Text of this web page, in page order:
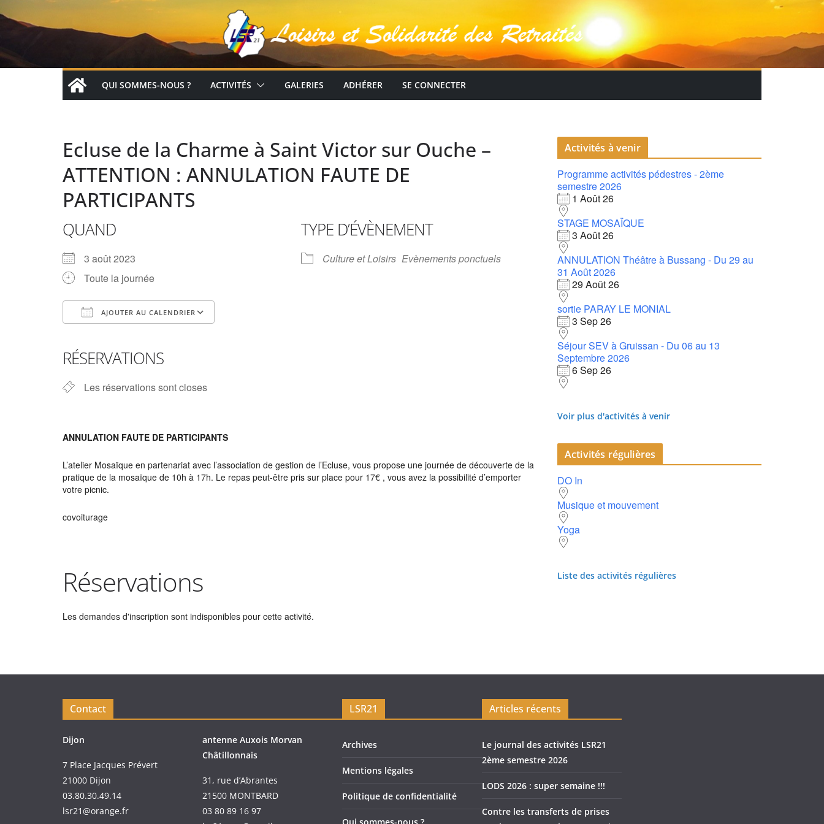
QUI SOMMES-NOUS ? ACTIVITÉS GALERIES ADHÉRER SE CONNECTER
Ecluse de la Charme à Saint Victor sur Ouche –
ATTENTION : ANNULATION FAUTE DE
PARTICIPANTS
QUAND
3 août 2023
Toute la journée
AJOUTER AU CALENDRIER
RÉSERVATIONS
Les réservations sont closes
TYPE D’ÉVÈNEMENT
Culture et Loisirs Evènements ponctuels
ANNULATION FAUTE DE PARTICIPANTS
L’atelier Mosaïque en partenariat avec l’association de gestion de l’Ecluse, vous propose une journée de découverte de la
pratique de la mosaïque de 10h à 17h. Le repas peut-être pris sur place pour 17€ , vous avez la possibilité d’emporter
votre picnic.
covoiturage
Réservations
Les demandes d'inscription sont indisponibles pour cette activité.
Activités à venir
Programme activités pédestres - 2ème
semestre 2026
1 Août 26
STAGE MOSAÏQUE
3 Août 26
ANNULATION Théâtre à Bussang - Du 29 au
31 Août 2026
29 Août 26
sortie PARAY LE MONIAL
3 Sep 26
Séjour SEV à Gruissan - Du 06 au 13
Septembre 2026
6 Sep 26
Voir plus d'activités à venir
Activités régulières
DO In
Musique et mouvement
Yoga
Liste des activités régulières
Contact
Dijon
7 Place Jacques Prévert
21000 Dijon
03.80.30.49.14
lsr21@orange.fr
antenne Auxois Morvan
Châtillonnais
31, rue d’Abrantes
21500 MONTBARD
03 80 89 16 97
LSR21
Archives
Mentions légales
Politique de confidentialité
Articles récents
Le journal des activités LSR21
2ème semestre 2026
LODS 2026 : super semaine !!!
Contre les transferts de prises